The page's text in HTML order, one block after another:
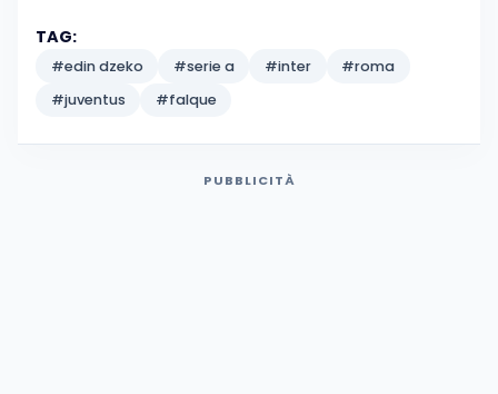
TAG:
#edin dzeko #serie a #inter
#roma
#juventus
#falque
PUBBLICITÀ